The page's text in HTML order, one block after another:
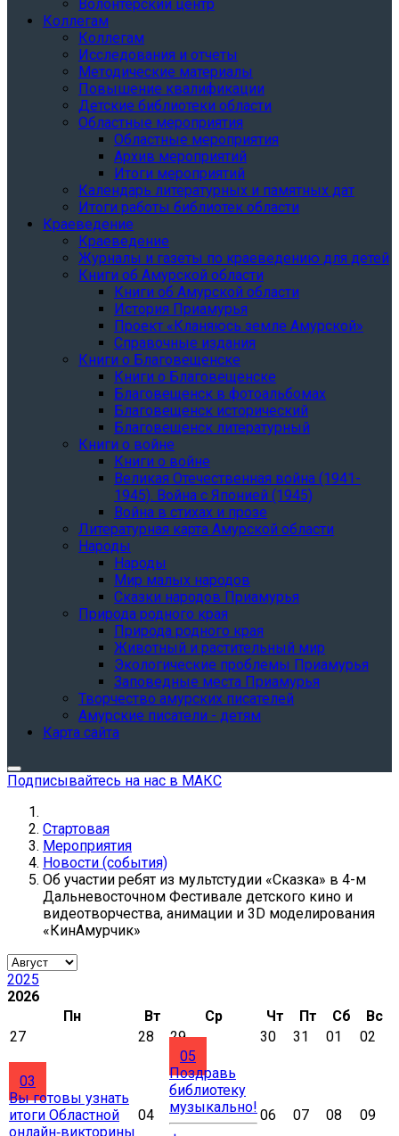
Волонтерский центр
Коллегам
Коллегам
Исследования и отчеты
Методические материалы
Повышение квалификации
Детские библиотеки области
Областные мероприятия
Областные мероприятия
Архив мероприятий
Итоги мероприятий
Календарь литературных и памятных дат
Итоги работы библиотек области
Краеведение
Краеведение
Журналы и газеты по краеведению для детей
Книги об Амурской области
Книги об Амурской области
История Приамурья
Проект «Кланяюсь земле Амурской»
Справочные издания
Книги о Благовещенске
Книги о Благовещенске
Благовещенск в фотоальбомах
Благовещенск исторический
Благовещенск литературный
Книги о войне
Книги о войне
Великая Отечественная война (1941-
1945). Война с Японией (1945)
Война в стихах и прозе
Литературная карта Амурской области
Народы
Народы
Мир малых народов
Сказки народов Приамурья
Природа родного края
Природа родного края
Животный и растительный мир
Экологические проблемы Приамурья
Заповедные места Приамурья
Творчество амурских писателей
Амурские писатели - детям
Карта сайта
Подписывайтесь на нас в МАКС
Стартовая
Мероприятия
Новости (события)
Об участии ребят из мультстудии «Сказка» в 4-м
Дальневосточном Фестивале детского кино и
видеотворчества, анимации и 3D моделирования
«КинАмурчик»
2025
2026
Пн
Вт Ср Чт Пт Сб
Вс
27
28 29 30 31 01 02
03
Вы готовы узнать
итоги Областной
онлайн‑викторины
04
05
Поздравь
библиотеку
музыкально! 06 07 08 09